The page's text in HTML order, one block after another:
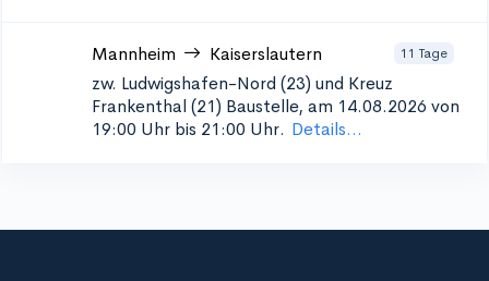
Mannheim Kaiserslautern 11 Tage
zw. Ludwigshafen-Nord (23) und Kreuz
Frankenthal (21) Baustelle, am 14.08.2026 von
19:00 Uhr bis 21:00 Uhr. Details...